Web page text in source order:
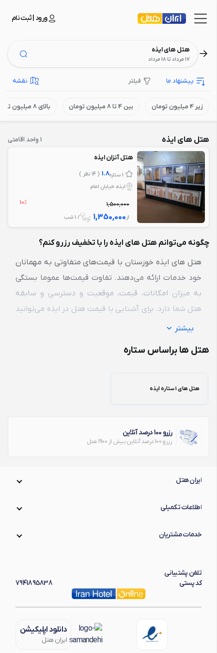
ورود | ثبت نام
هتل های ایذه
17 مرداد تا 18 مرداد
پیشنهاد ما فیلتر نقشه
زیر 4 میلیون تومان بین 4 تا 8 میلیون تومان بالای 8 میلیون تومان
هتل های ایذه 1 واحد اقامتی
هتل آنزان ایذه
1 ستاره 1.8 ( 14 نظر )
ایذه، خیابان امام
1,500,000
10%
از 1,350,000 / 1 شب
چگونه می‌توانم هتل های ایذه را با تخفیف رزرو کنم؟
هتل های ایذه خوزستان با قیمت‌های متفاوتی به مهمانان
خود خدمات ارائه می‌دهند. تفاوت قیمت‌ها عموما بستگی
به میزان امکانات، قیمت، موقعیت و دسترسی و سابقه
هتل شما دارد. برای آشنایی با قیمت هتل در ایذه می‌توانید
عضویت در سایت ایران هتل آنلاین،
متناسب با بودجه سفر خود انتخاب نمایید. در صورت
ساعتهسایت تماس بگیرید.
بیشتر
هتل ها براساس ستاره
هتل های 1 ستاره ایذه
رزرو 100 درصد آنلاین
رزرو 100 درصد آنلاین بیش از 1900 هتل
ایران هتل
اطلاعات تکمیلی
خدمات مشتریان
تلفن پشتیبانی
کد پستی
7941895838
دانلود اپلیکیشن
ایران هتل